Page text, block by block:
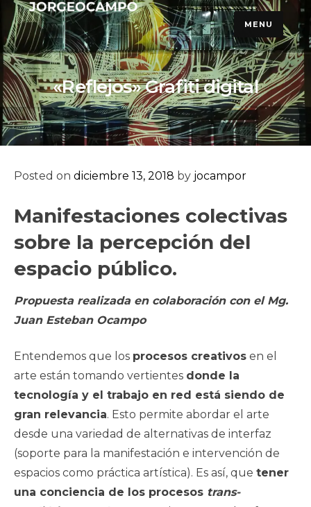
Skip
to
content
MENU
«Reflejos» Grafiti digital
Posted on diciembre 13, 2018 by jocampor
Manifestaciones colectivas
sobre la percepción del
espacio público.
Propuesta realizada en colaboración con el Mg.
Juan Esteban Ocampo
Entendemos que los procesos creativos en el
arte están tomando vertientes donde la
tecnología y el trabajo en red está siendo de
gran relevancia. Esto permite abordar el arte
desde una variedad de alternativas de interfaz
(soporte para la manifestación e intervención de
espacios como práctica artística). Es así, que tener
una conciencia de los procesos trans-